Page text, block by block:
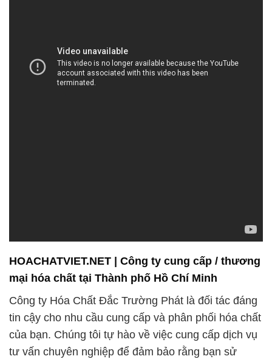
HOACHATVIET.NET | Công ty cung cấp / thương
mại hóa chất tại Thành phố Hồ Chí Minh
Công ty Hóa Chất Đắc Trường Phát là đối tác đáng
tin cậy cho nhu cầu cung cấp và phân phối hóa chất
của bạn. Chúng tôi tự hào về việc cung cấp dịch vụ
tư vấn chuyên nghiệp để đảm bảo rằng bạn sử